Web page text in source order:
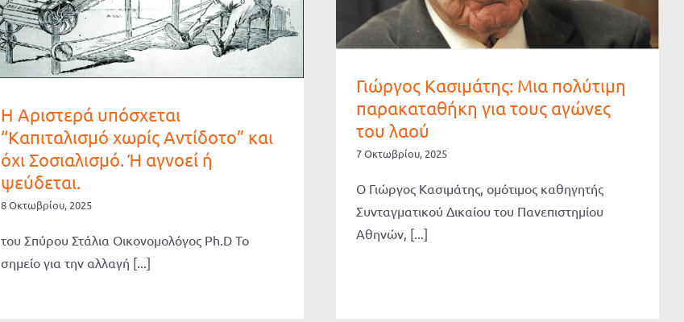
Η Αριστερά υπόσχεται
“Καπιταλισμό χωρίς Αντίδοτο” και
όχι Σοσιαλισμό. Ή αγνοεί ή
ψεύδεται.
8 Οκτωβρίου, 2025
του Σπύρου Στάλια Οικονομολόγος Ph.D Το
σημείο για την αλλαγή [...]
Γιώργος Κασιμάτης: Μια πολύτιμη
παρακαταθήκη για τους αγώνες
του λαού
7 Οκτωβρίου, 2025
Ο Γιώργος Κασιμάτης, ομότιμος καθηγητής
Συνταγματικού Δικαίου του Πανεπιστημίου
Αθηνών, [...]